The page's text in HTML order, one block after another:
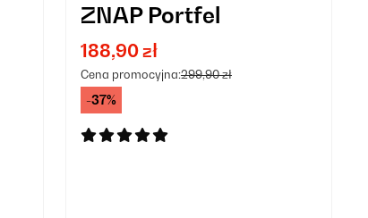
ZNAP Portfel
188,90 zł
Cena promocyjna:299,90 zł
-37%